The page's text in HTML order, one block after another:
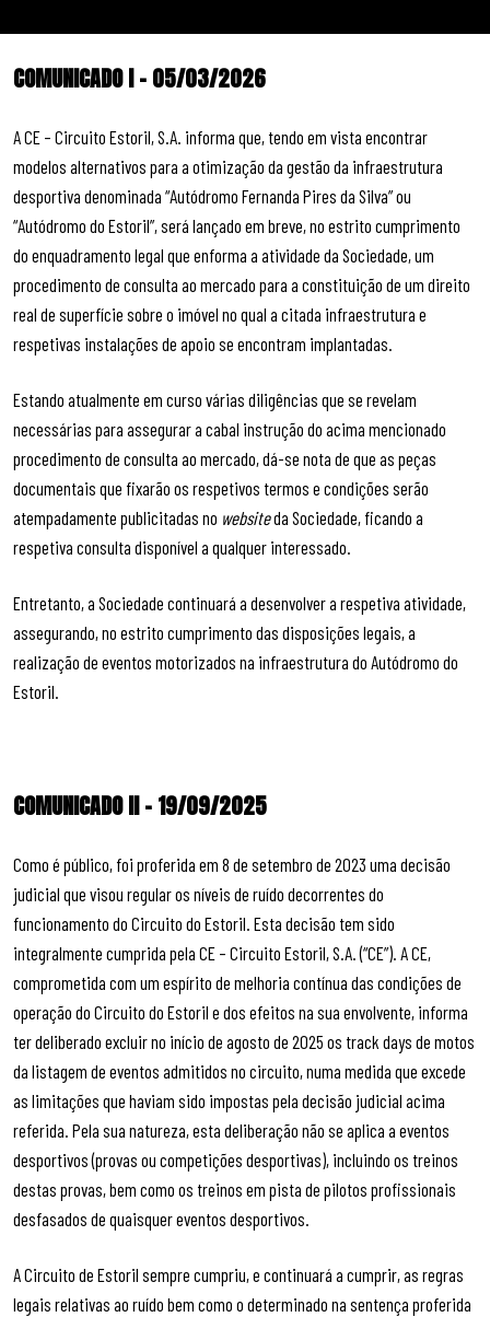
COMUNICADO I – 05/03/2026
A CE – Circuito Estoril, S.A. informa que, tendo em vista encontrar
modelos alternativos para a otimização da gestão da infraestrutura
desportiva denominada “Autódromo Fernanda Pires da Silva” ou
“Autódromo do Estoril”, será lançado em breve, no estrito cumprimento
do enquadramento legal que enforma a atividade da Sociedade, um
procedimento de consulta ao mercado para a constituição de um direito
real de superfície sobre o imóvel no qual a citada infraestrutura e
respetivas instalações de apoio se encontram implantadas.
Estando atualmente em curso várias diligências que se revelam
necessárias para assegurar a cabal instrução do acima mencionado
procedimento de consulta ao mercado, dá-se nota de que as peças
documentais que fixarão os respetivos termos e condições serão
atempadamente publicitadas no websiteda Sociedade, ficando a
respetiva consulta disponível a qualquer interessado.
Entretanto, a Sociedade continuará a desenvolver a respetiva atividade,
assegurando, no estrito cumprimento das disposições legais, a
realização de eventos motorizados na infraestrutura do Autódromo do
Estoril.
COMUNICADO II – 19/09/2025
Como é público, foi proferida em 8 de setembro de 2023 uma decisão
judicial que visou regular os níveis de ruído decorrentes do
funcionamento do Circuito do Estoril. Esta decisão tem sido
integralmente cumprida pela CE – Circuito Estoril, S.A. (“CE”). A CE,
comprometida com um espírito de melhoria contínua das condições de
operação do Circuito do Estoril e dos efeitos na sua envolvente, informa
ter deliberado excluir no início de agosto de 2025 os track days de motos
da listagem de eventos admitidos no circuito, numa medida que excede
as limitações que haviam sido impostas pela decisão judicial acima
referida. Pela sua natureza, esta deliberação não se aplica a eventos
desportivos (provas ou competições desportivas), incluindo os treinos
destas provas, bem como os treinos em pista de pilotos profissionais
desfasados de quaisquer eventos desportivos.
A Circuito de Estoril sempre cumpriu, e continuará a cumprir, as regras
legais relativas ao ruído bem como o determinado na sentença proferida